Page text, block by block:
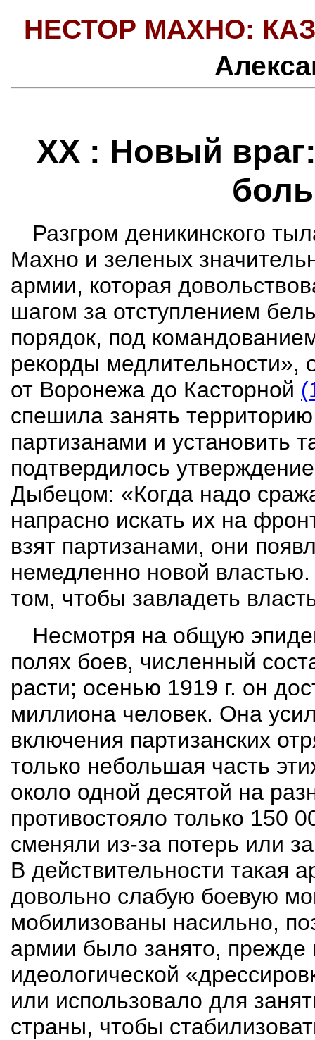
НЕСТОР МАХНО:
XX : Новый
Разгром деникинского
Махно и зеленых
армии, которая
шагом за отступлением
порядок, под
рекорды медлительности»,
от Воронежа до Касторной
спешила занять
партизанами и установить
подтвердилось
Дыбецом: «Когда надо
напрасно искать их на
взят партизанами, они
немедленно новой
том, чтобы завладеть
Несмотря на общую
полях боев, численный
расти; осенью 1919 г. он
миллиона человек. Она
включения партизанских
только небольшая часть
около одной десятой на
противостояло только 150
сменяли из-за потерь или
В действительности такая
довольно слабую боевую
мобилизованы насильно,
армии было занято, прежде
идеологической
или использовало для
страны, чтобы